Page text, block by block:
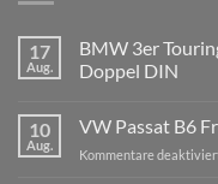
17
Aug.
BMW 3er
Doppel DIN
zu
3er
10
Aug.
VW Passat B6
Kommentare